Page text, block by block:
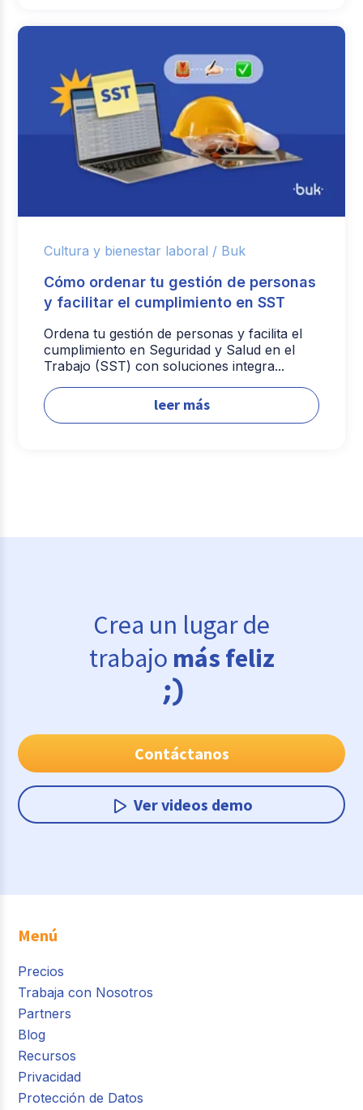
Cultura y bienestar laboral / Buk
Cómo ordenar tu gestión de personas
y facilitar el cumplimiento en SST
Ordena tu gestión de personas y facilita el
cumplimiento en Seguridad y Salud en el
Trabajo (SST) con soluciones integra...
leer más
Crea un lugar de
trabajo más feliz
Contáctanos
Ver videos demo
Menú
Precios
Trabaja con Nosotros
Partners
Blog
Recursos
Privacidad
Protección de Datos